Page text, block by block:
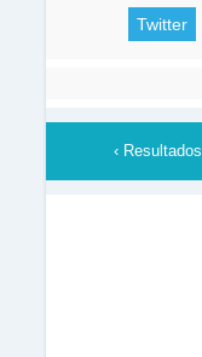
Twitter
‹ Resultados